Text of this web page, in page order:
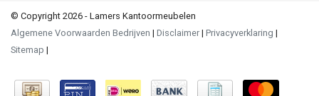
© Copyright 2026 - Lamers Kantoormeubelen
Algemene Voorwaarden Bedrijven | Disclaimer | Privacyverklaring |
Sitemap |